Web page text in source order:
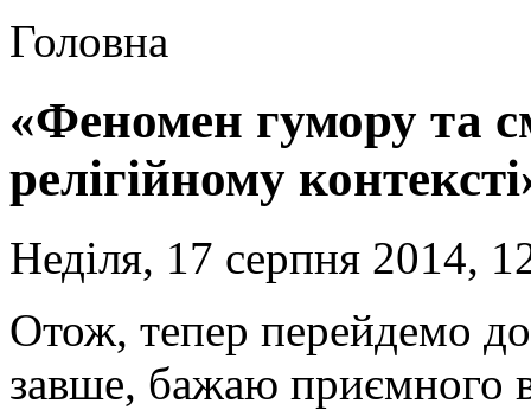
Головна
«Феномен гумору та
релігійному
Неділя, 17 серпня 2014,
Отож, тепер перейдемо
завше, бажаю приємного